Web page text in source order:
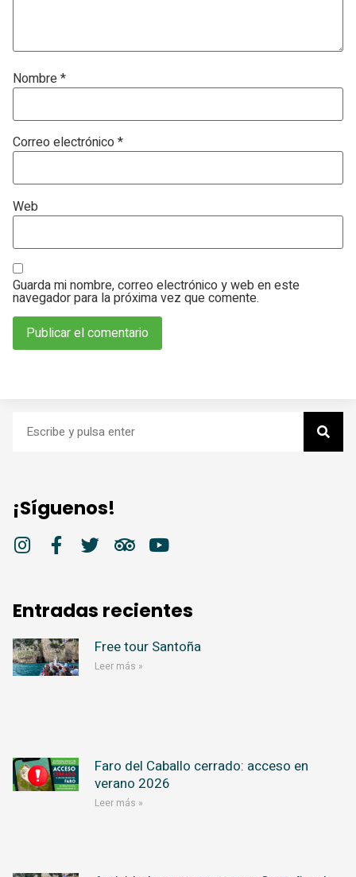
Nombre*
Correo electrónico*
Web
Guarda mi nombre, correo electrónico y web en este
navegador para la próxima vez que comente.
¡Síguenos!
Entradas recientes
Free tour Santoña
Leer más »
Faro del Caballo cerrado: acceso en
verano 2026
Leer más »